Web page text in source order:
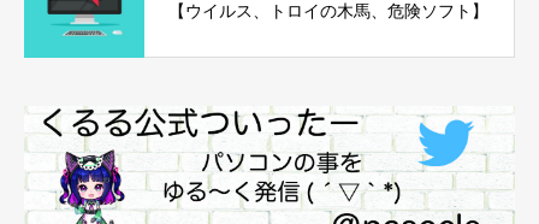
【ウイルス、トロイの木馬、危険ソフト】